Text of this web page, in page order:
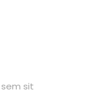
sit